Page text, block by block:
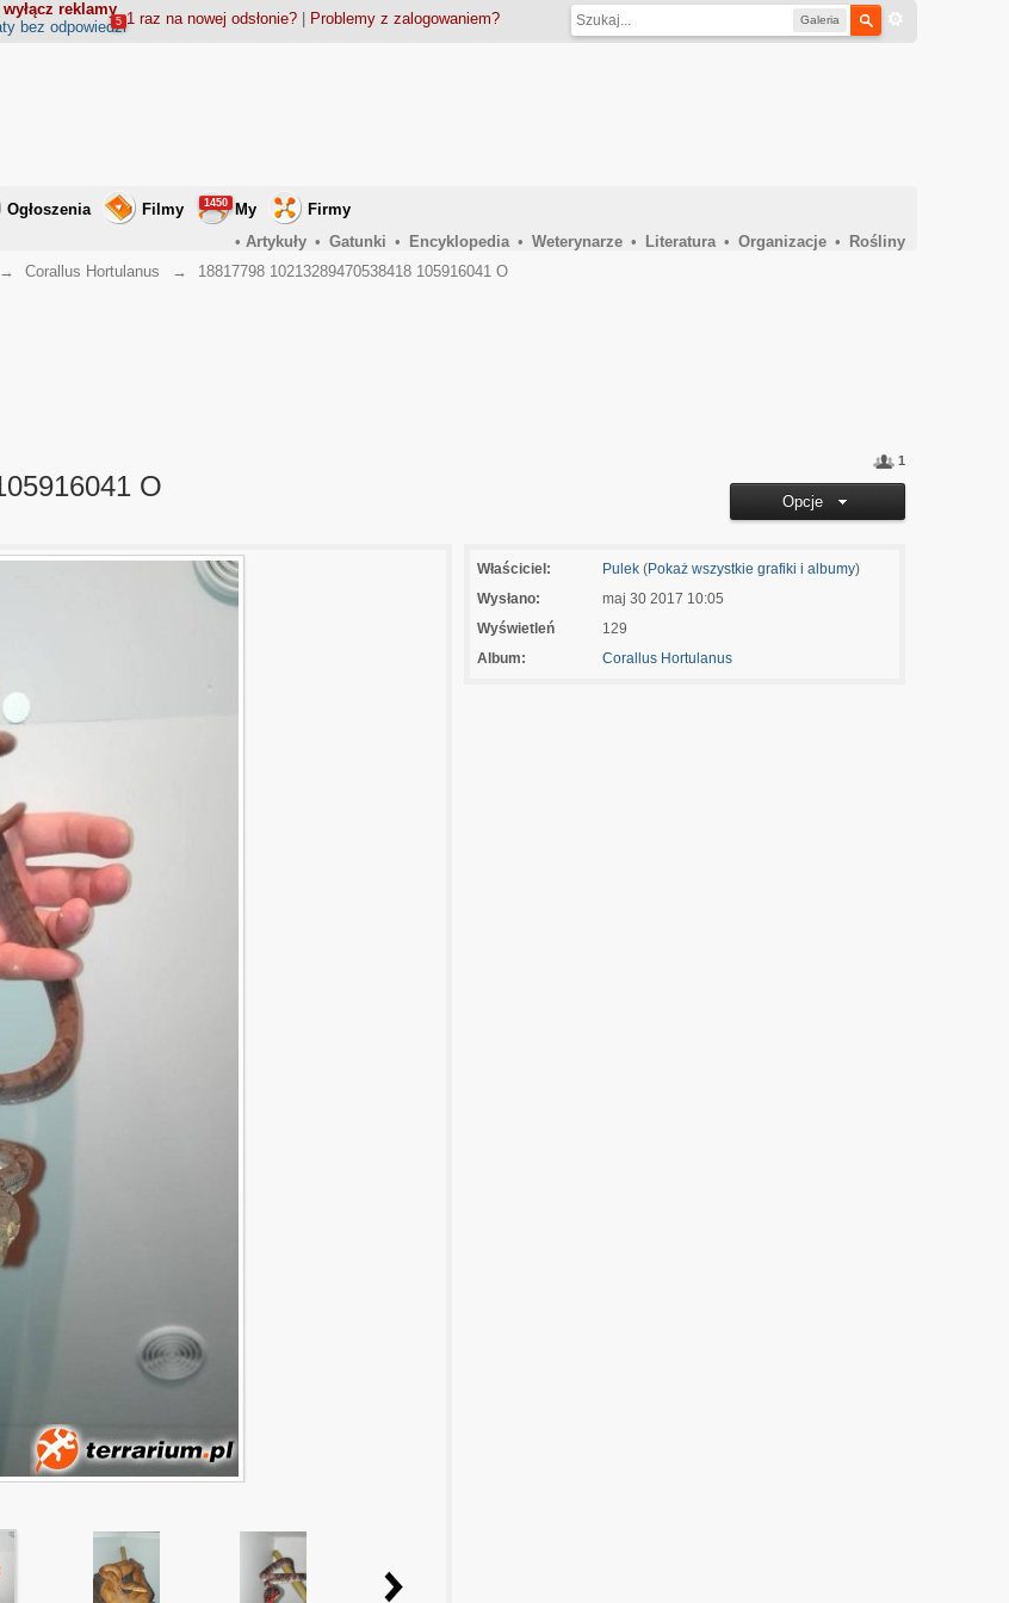
reklamy
Galeria
1 raz na nowej odsłonie?| Problemy z zalogowaniem?
bez odpowiedzi
5
Ogłoszenia Filmy My
1450
Firmy
• Artykuły • Gatunki • Encyklopedia • Weterynarze • Literatura • Organizacje •
Rośliny
→ Corallus Hortulanus → 18817798 10213289470538418 105916041 O
1
Opcje
O
Właściciel: Pulek(Pokaż wszystkie grafiki i albumy)
Wysłano:
maj 30 2017 10:05
Wyświetleń
129
Album:
Corallus Hortulanus